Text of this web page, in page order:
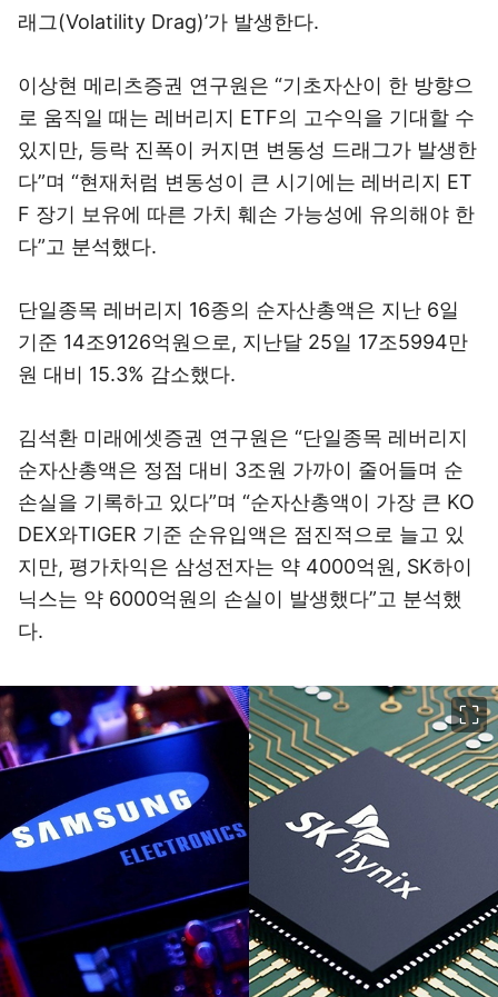
래그(Volatility Drag)’가 발생한다.
이상현 메리츠증권 연구원은 “기초자산이 한 방향으
로 움직일 때는 레버리지 ETF의 고수익을 기대할 수
있지만, 등락 진폭이 커지면 변동성 드래그가 발생한
다”며 “현재처럼 변동성이 큰 시기에는 레버리지 ET
F 장기 보유에 따른 가치 훼손 가능성에 유의해야 한
다”고 분석했다.
단일종목 레버리지 16종의 순자산총액은 지난 6일
기준 14조9126억원으로, 지난달 25일 17조5994만
원 대비 15.3% 감소했다.
김석환 미래에셋증권 연구원은 “단일종목 레버리지
순자산총액은 정점 대비 3조원 가까이 줄어들며 순
손실을 기록하고 있다”며 “순자산총액이 가장 큰 KO
DEX와TIGER 기준 순유입액은 점진적으로 늘고 있
지만, 평가차익은 삼성전자는 약 4000억원, SK하이
닉스는 약 6000억원의 손실이 발생했다”고 분석했
다.